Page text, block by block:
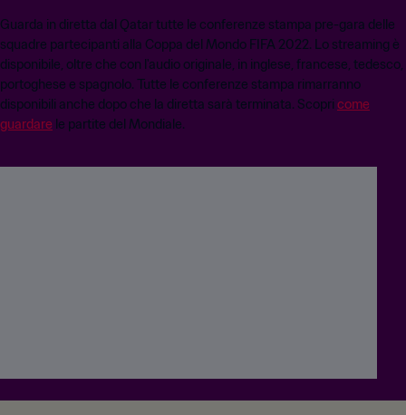
Guarda in diretta dal Qatar tutte le conferenze stampa pre-gara delle
squadre partecipanti alla Coppa del Mondo FIFA 2022. Lo streaming è
disponibile, oltre che con l'audio originale, in inglese, francese, tedesco,
portoghese e spagnolo. Tutte le conferenze stampa rimarranno
disponibili anche dopo che la diretta sarà terminata. Scopri come
guardare le partite del Mondiale.